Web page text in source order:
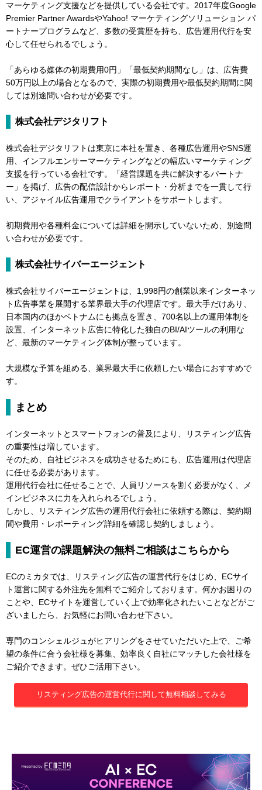
マーケティング支援などを提供している会社です。2017年度Google
Premier Partner AwardsやYahoo! マーケティングソリューション パ
ートナープログラムなど、多数の受賞歴を持ち、広告運用代行を安
心して任せられるでしょう。
「あらゆる媒体の初期費用0円」「最低契約期間なし」は、広告費
50万円以上の場合となるので、実際の初期費用や最低契約期間に関
しては別途問い合わせが必要です。
株式会社デジタリフト
株式会社デジタリフトは東京に本社を置き、各種広告運用やSNS運
用、インフルエンサーマーケティングなどの幅広いマーケティング
支援を行っている会社です。「経営課題を共に解決するパートナ
ー」を掲げ、広告の配信設計からレポート・分析までを一貫して行
い、アジャイル広告運用でクライアントをサポートします。
初期費用や各種料金については詳細を開示していないため、別途問
い合わせが必要です。
株式会社サイバーエージェント
株式会社サイバーエージェントは、1,998円の創業以来インターネッ
ト広告事業を展開する業界最大手の代理店です。最大手だけあり、
日本国内のほかベトナムにも拠点を置き、700名以上の運用体制を
設置、インターネット広告に特化した独自のBI/AIツールの利用な
ど、最新のマーケティング体制が整っています。
大規模な予算を組める、業界最大手に依頼したい場合におすすめで
す。
まとめ
インターネットとスマートフォンの普及により、リスティング広告
の重要性は増しています。
そのため、自社ビジネスを成功させるためにも、広告運用は代理店
に任せる必要があります。
運用代行会社に任せることで、人員リソースを割く必要がなく、メ
インビジネスに力を入れられるでしょう。
しかし、リスティング広告の運用代行会社に依頼する際は、契約期
間や費用・レポーティング詳細を確認し契約しましょう。
EC運営の課題解決の無料ご相談はこちらから
ECのミカタでは、リスティング広告の運営代行をはじめ、ECサイ
ト運営に関する外注先を無料でご紹介しております。何かお困りの
ことや、ECサイトを運営していく上で効率化されたいことなどがご
ざいましたら、お気軽にお問い合わせ下さい。
専門のコンシェルジュがヒアリングをさせていただいた上で、ご希
望の条件に合う会社様を募集、効率良く自社にマッチした会社様を
ご紹介できます。ぜひご活用下さい。
リスティング広告の運営代行に関して無料相談してみる